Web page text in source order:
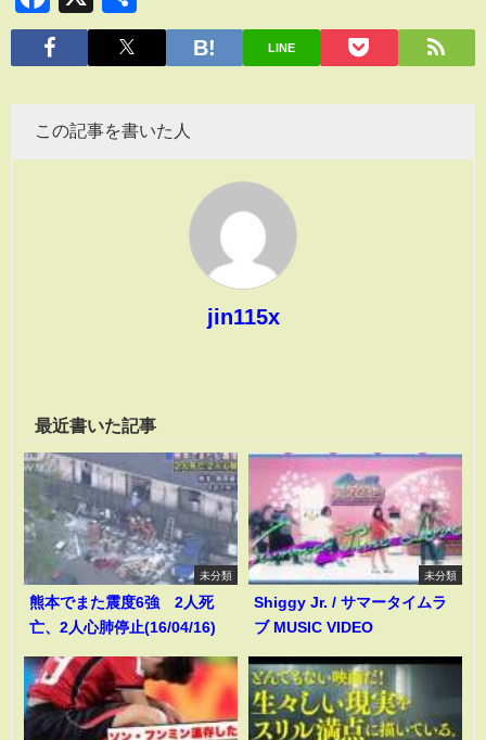
有
LINE
この記事を書いた人
jin115x
最近書いた記事
未分類
熊本でまた震度6強 2人死
亡、2人心肺停止(16/04/16)
未分類
Shiggy Jr. / サマータイムラ
ブ MUSIC VIDEO